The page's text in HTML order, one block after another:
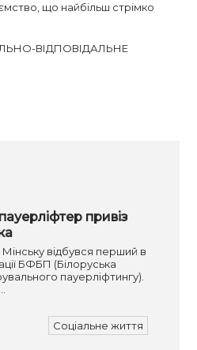
що найбільш стрімко
ВІДПОВІДАЛЬНЕ
привіз
відбувся перший в
БФБП (Білоруська
пауерліфтингу).
Соціальне життя